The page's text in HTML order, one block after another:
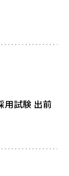
試験 出前